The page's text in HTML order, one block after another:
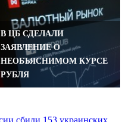
В ЦБ СДЕЛАЛИ
ЗАЯВЛЕНИЕ О
НЕОБЪЯСНИМОМ КУРСЕ
РУБЛЯ